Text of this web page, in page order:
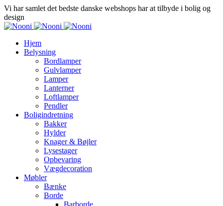
Vi har samlet det bedste danske webshops har at tilbyde i bolig og
design
Hjem
Belysning
Bordlamper
Gulvlamper
Lamper
Lanterner
Loftlamper
Pendler
Boligindretning
Bakker
Hylder
Knager & Bøjler
Lysestager
Opbevaring
Vægdecoration
Møbler
Bænke
Borde
Barborde